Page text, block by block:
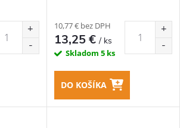
10,77 € bez DPH
13,25 €/ ks
Skladom 5 ks
DO KOŠÍKA